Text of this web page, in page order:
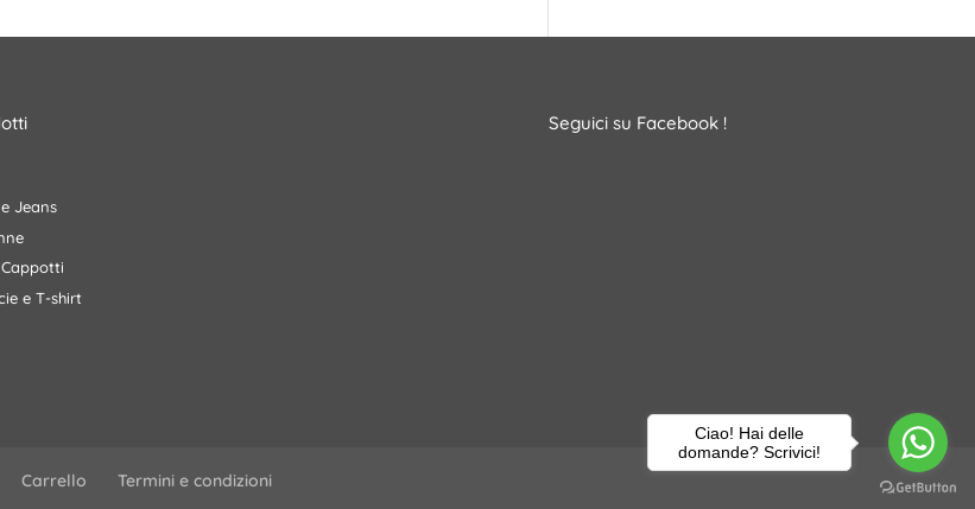
Jeans
e T-shirt
Seguici su Facebook !
Carrello Termini e condizioni
Ciao! Hai delle
domande? Scrivici!